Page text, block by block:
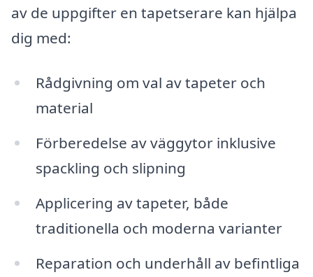
av de uppgifter en tapetserare kan hjälpa
dig med:
Rådgivning om val av tapeter och
material
Förberedelse av väggytor inklusive
spackling och slipning
Applicering av tapeter, både
traditionella och moderna varianter
Reparation och underhåll av befintliga